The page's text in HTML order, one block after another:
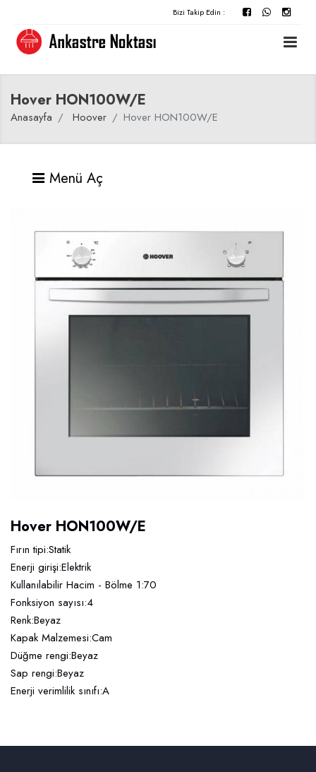
Bizi Takip Edin :
Hover HON100W/E
Anasayfa Hoover Hover HON100W/E
Menü Aç
Hover HON100W/E
Fırın tipi:Statik
Enerji girişi:Elektrik
Kullanılabilir Hacim - Bölme 1:70
Fonksiyon sayısı:4
Renk:Beyaz
Kapak Malzemesi:Cam
Düğme rengi:Beyaz
Sap rengi:Beyaz
Enerji verimlilik sınıfı:A